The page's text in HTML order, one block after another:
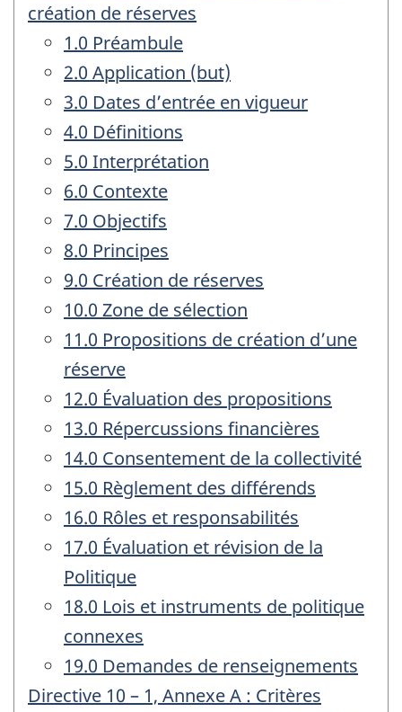
création de réserves
1.0 Préambule
2.0 Application (but)
3.0 Dates d’entrée en vigueur
4.0 Définitions
5.0 Interprétation
6.0 Contexte
7.0 Objectifs
8.0 Principes
9.0 Création de réserves
10.0 Zone de sélection
11.0 Propositions de création d’une
réserve
12.0 Évaluation des propositions
13.0 Répercussions financières
14.0 Consentement de la collectivité
15.0 Règlement des différends
16.0 Rôles et responsabilités
17.0 Évaluation et révision de la
Politique
18.0 Lois et instruments de politique
connexes
19.0 Demandes de renseignements
Directive 10 – 1, Annexe A : Critères